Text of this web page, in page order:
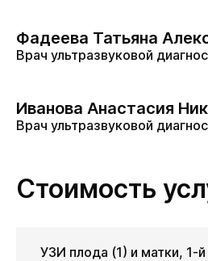
Фадеева Татьяна
Врач ультразвуковой
Иванова Анастасия
Врач ультразвуковой
Стоимость
УЗИ плода (1) и матки, 1-